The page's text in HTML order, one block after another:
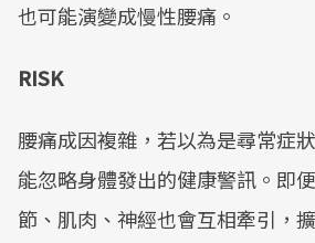
也可能演變成慢性腰痛。
RISK
腰痛成因複雜，若以為是尋常症
能忽略身體發出的健康警訊。即
節、肌肉、神經也會互相牽引，